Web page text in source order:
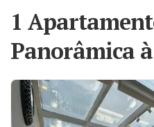
1
Panorâmica